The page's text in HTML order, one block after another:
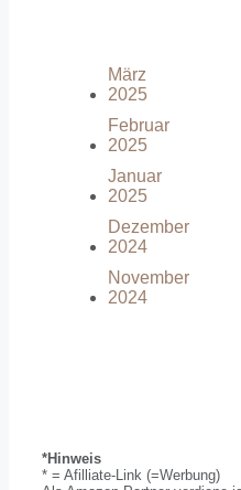
März
2025
Februar
2025
Januar
2025
Dezember
2024
November
2024
*Hinweis
* = Afilliate-Link (=Werbung)